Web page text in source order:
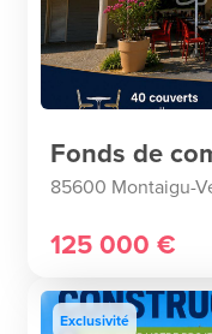
Fonds de
85600 Montaigu-
125 000 €
Exclusivité